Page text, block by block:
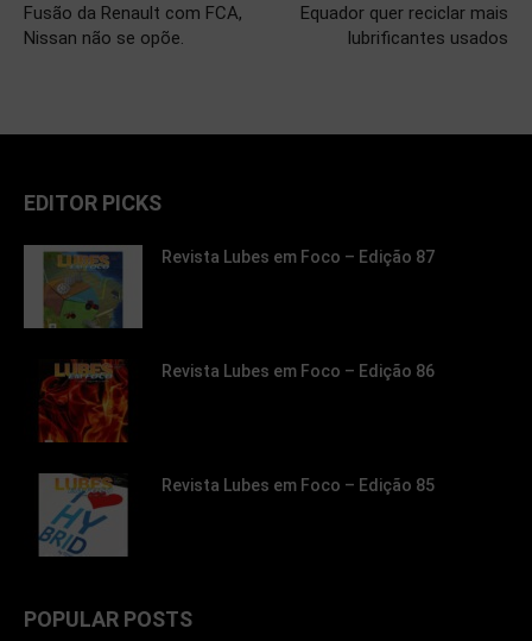
Fusão da Renault com FCA,
Nissan não se opõe.
Equador quer reciclar mais
lubrificantes usados
EDITOR PICKS
Revista Lubes em Foco – Edição 87
Revista Lubes em Foco – Edição 86
Revista Lubes em Foco – Edição 85
POPULAR POSTS